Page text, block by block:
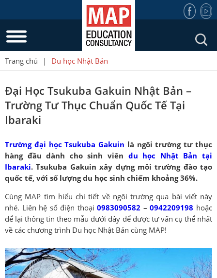
Trang chủ | Du học Nhật Bản
Đại Học Tsukuba Gakuin Nhật Bản –
Trường Tư Thục Chuẩn Quốc Tế Tại
Ibaraki
Trường đại học Tsukuba Gakuin là ngôi trường tư thục
hàng đầu dành cho sinh viên du học Nhật Bản tại
Ibaraki. Tsukuba Gakuin xây dựng môi trường đào tạo
quốc tế, với số lượng du học sinh chiếm khoảng 36%.
Cùng MAP tìm hiểu chi tiết về ngôi trường qua bài viết này
nhé. Liên hệ số điện thoại0983090582 –0942209198 hoặc
để lại thông tin theo mẫu dưới đây để được tư vấn cụ thể nhất
về các chương trình Du học Nhật Bản cùng MAP!